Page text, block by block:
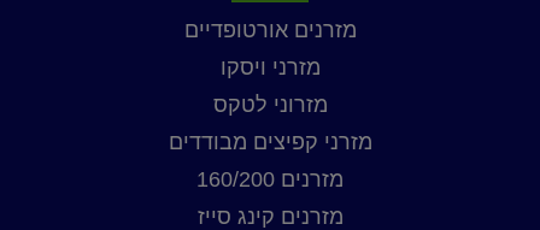
מזרנים אורטופדיים
מזרני ויסקו
מזרוני לטקס
מזרני קפיצים מבודדים
מזרנים 160/200
מזרנים קינג סייז